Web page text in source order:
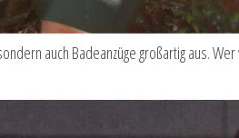
auch Badeanzüge großartig aus.